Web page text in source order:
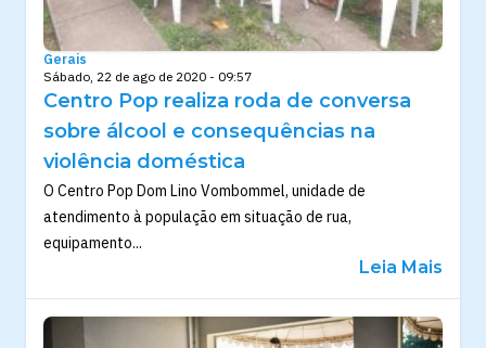
Gerais
Sábado, 22 de ago de 2020 - 09:57
Centro Pop realiza roda de conversa
sobre álcool e consequências na
violência doméstica
O Centro Pop Dom Lino Vombommel, unidade de
atendimento à população em situação de rua,
equipamento...
Leia Mais